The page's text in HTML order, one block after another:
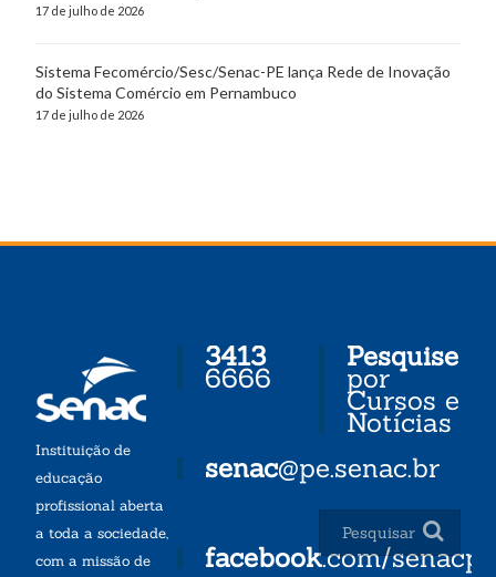
17 de julho de 2026
Sistema Fecomércio/Sesc/Senac-PE lança Rede de Inovação
do Sistema Comércio em Pernambuco
17 de julho de 2026
Instituição de
educação
profissional aberta
a toda a sociedade,
com a missão de
3413
6666
senac@pe.senac.br
facebook.com/senacpe
Pesquise
por
Cursos e
Notícias